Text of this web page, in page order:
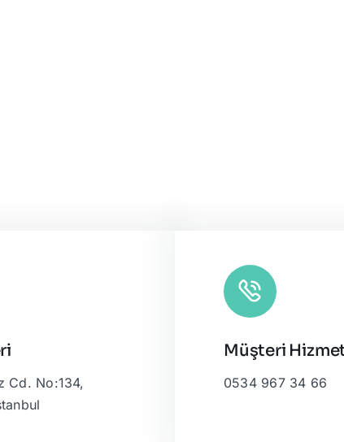
Cd. No:134,
Müşteri
0534 967 34 66